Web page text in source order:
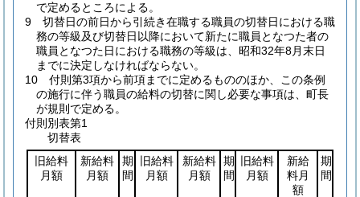
で定めるところによる。
9
切替日の前日から引続き在職する職員の切替日における職
務の等級及び切替日以降において新たに職員となつた者の
職員となつた日における職務の等級は、昭和32年8月末日
までに決定しなければならない。
10
付則第3項から前項までに定めるもののほか、この条例
の施行に伴う職員の給料の切替に関し必要な事項は、町長
が規則で定める。
付則別表第1
切替表
旧給料
月額
新給料
月額
期
間
旧給料
月額
新給料
月額
期
間
旧給料
月額
新給
料月
額
期
間